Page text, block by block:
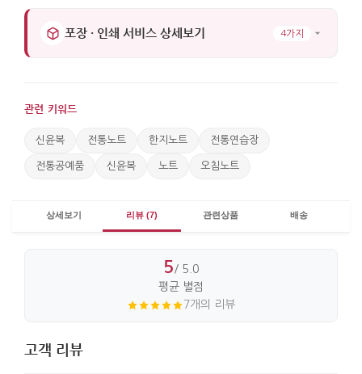
포장 · 인쇄 서비스 상세보기 4가지
관련 키워드
신윤복 전통노트 한지노트 전통연습장
전통공예품 신윤복 노트 오침노트
상세보기 리뷰 (7) 관련상품 배송
5/ 5.0
평균 별점
7개의 리뷰
고객 리뷰